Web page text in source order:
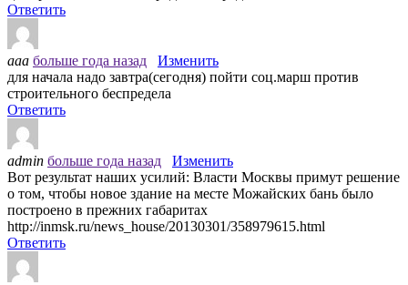
Ответить
ааа больше года назад
Изменить
для начала надо завтра(сегодня) пойти соц.марш против
строительного беспредела
Ответить
admin больше года назад
Изменить
Вот результат наших усилий: Власти Москвы примут решение
о том, чтобы новое здание на месте Можайских бань было
построено в прежних габаритах
http://inmsk.ru/news_house/20130301/358979615.html
Ответить